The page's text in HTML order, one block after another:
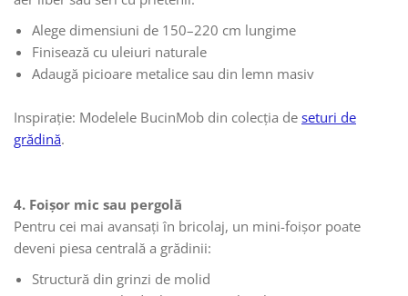
Alege dimensiuni de 150–220 cm lungime
Finisează cu uleiuri naturale
Adaugă picioare metalice sau din lemn masiv
Inspirație: Modelele BucinMob din colecția de seturi de
grădină.
4. Foișor mic sau pergolă
Pentru cei mai avansați în bricolaj, un mini-foișor poate
deveni piesa centrală a grădinii:
Structură din grinzi de molid